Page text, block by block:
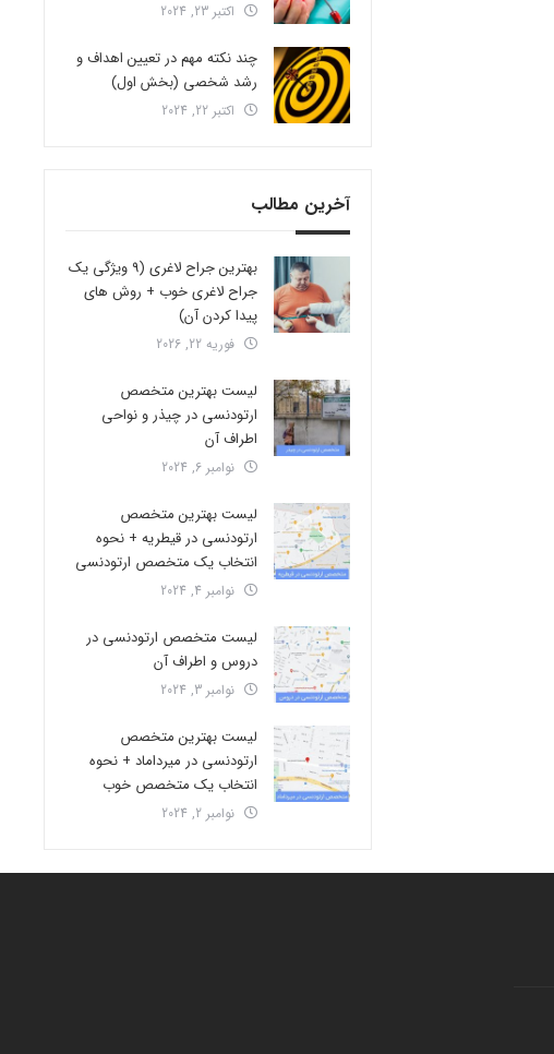
اکتبر 23, 2024
چند نکته مهم در تعیین اهداف و
رشد شخصی (بخش اول)
اکتبر 22, 2024
آخرین مطالب
بهترین جراح لاغری (9 ویژگی یک
جراح لاغری خوب + روش های
پیدا کردن آن)
فوریه 22, 2026
لیست بهترین متخصص
ارتودنسی در چیذر و نواحی
اطراف آن
نوامبر 6, 2024
لیست بهترین متخصص
ارتودنسی در قیطریه + نحوه
انتخاب یک متخصص ارتودنسی
نوامبر 4, 2024
لیست متخصص ارتودنسی در
دروس و اطراف آن
نوامبر 3, 2024
لیست بهترین متخصص
ارتودنسی در میرداماد + نحوه
انتخاب یک متخصص خوب
نوامبر 2, 2024